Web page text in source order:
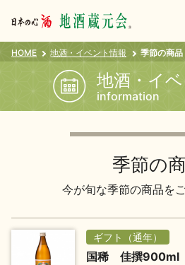
会員登録
蔵元紀行 地酒
HOME 地酒・イベント情報 季節の商品
地酒・イ
information
季節の
今が旬な季節の商品を
ギフト（通年）
国稀 佳撰900ml